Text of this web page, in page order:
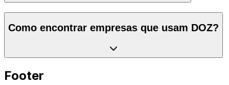
Como encontrar empresas que usam DOZ?
Footer